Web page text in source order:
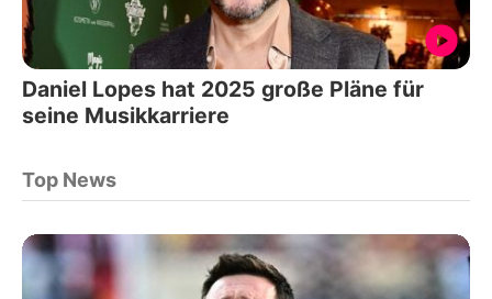
Daniel Lopes hat 2025 große Pläne für
seine Musikkarriere
Top News